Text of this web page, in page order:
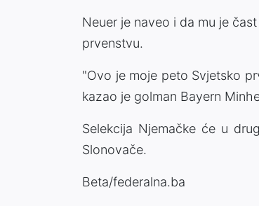
Neuer je naveo i da mu je
prvenstvu.
"Ovo je moje peto Svjetsko
kazao je golman Bayern
Selekcija Njemačke će u
Slonovače.
Beta/federalna.ba